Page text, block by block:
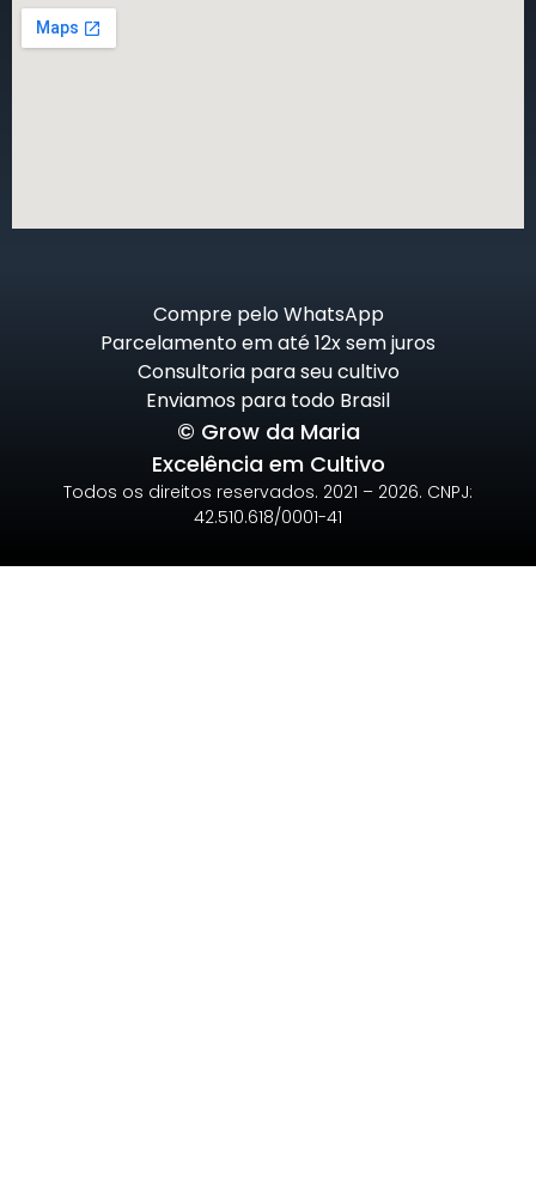
Compre pelo WhatsApp
Parcelamento em até 12x sem juros
Consultoria para seu cultivo
Enviamos para todo Brasil
© Grow da Maria
Excelência em Cultivo
Todos os direitos reservados. 2021 – 2026. CNPJ:
42.510.618/0001-41